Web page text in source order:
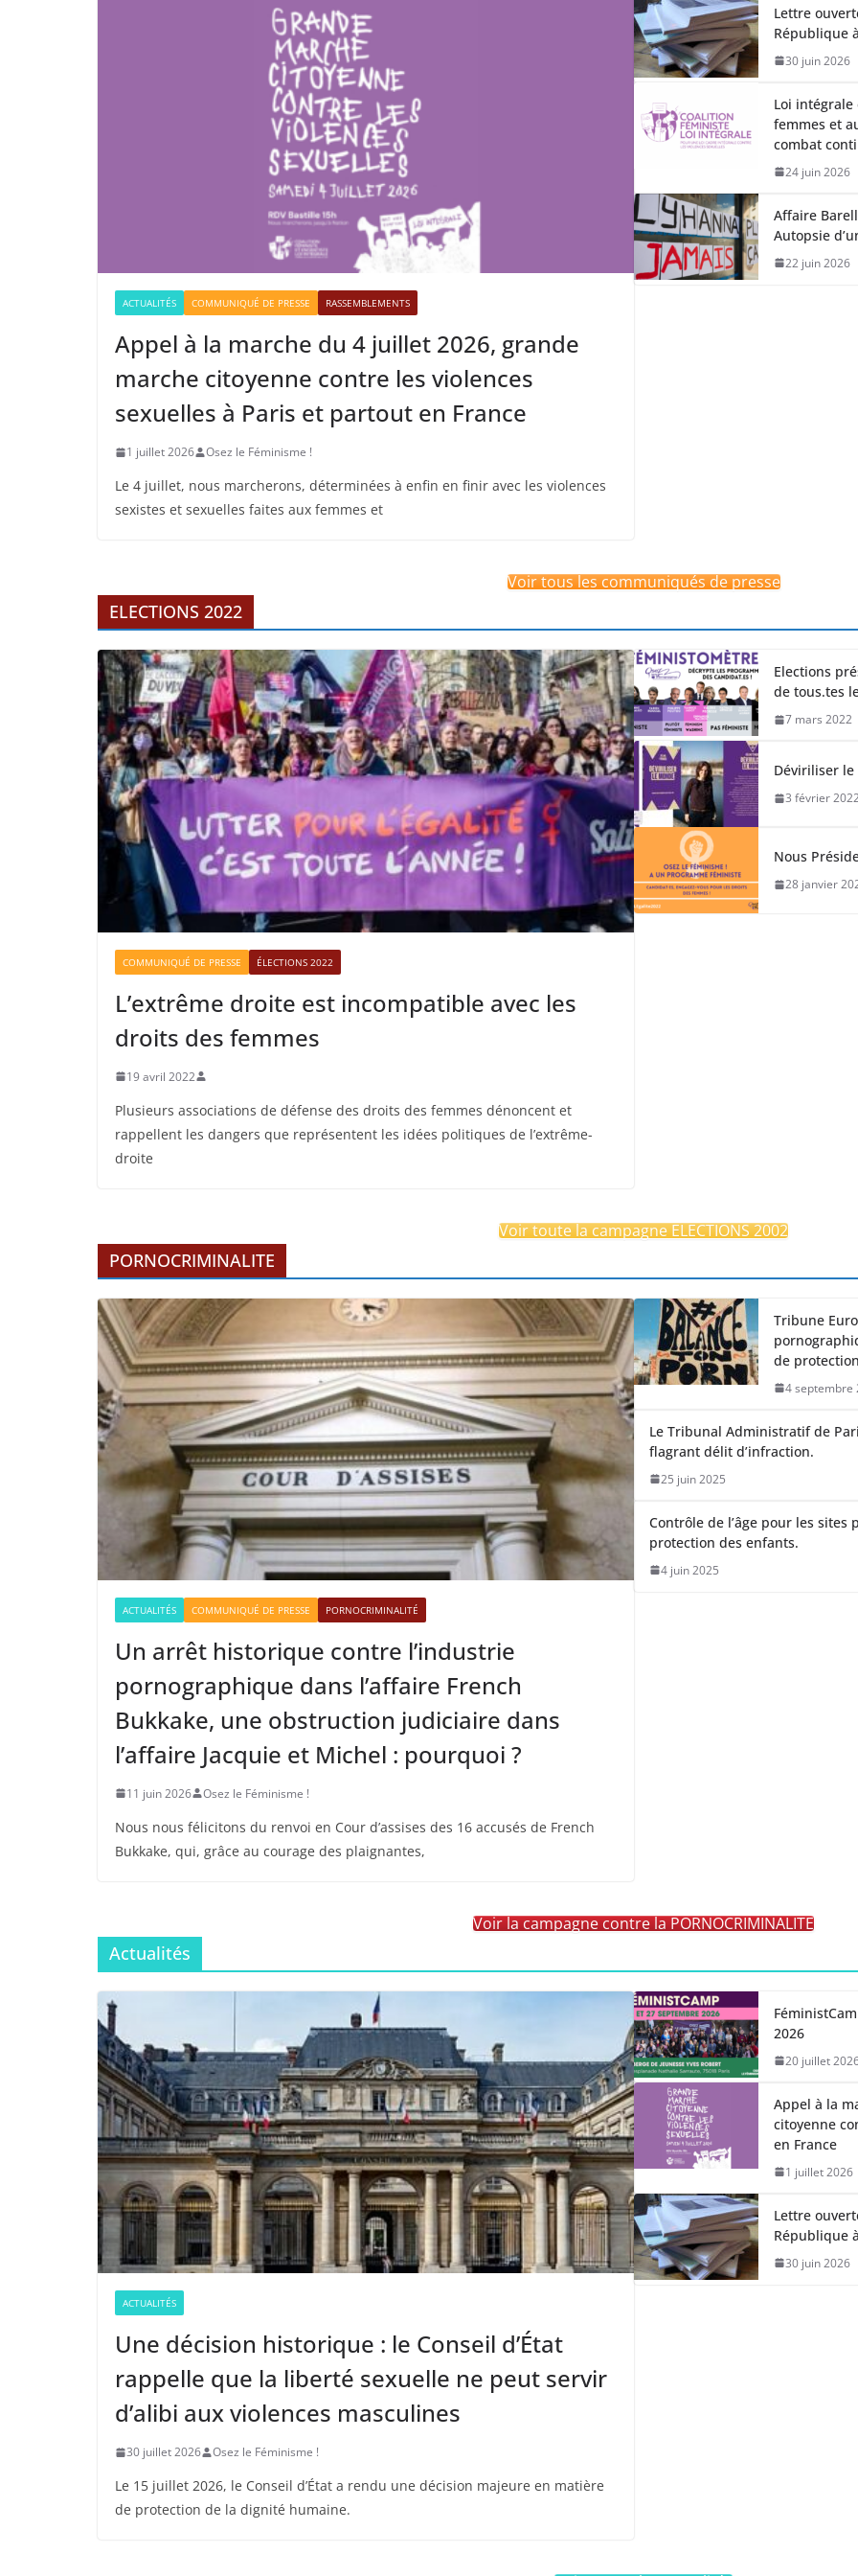
ACTUALITÉS COMMUNIQUÉ DE PRESSE RASSEMBLEMENTS
Appel à la marche du 4 juillet 2026, grande
marche citoyenne contre les violences
sexuelles à Paris et partout en France
1 juillet 2026 Osez le Féminisme !
Le 4 juillet, nous marcherons, déterminées à enfin en finir avec les violences
sexistes et sexuelles faites aux femmes et
Lettre
République
30 juin 2026
Loi
femmes et
combat
24 juin 2026
Affaire
Autopsie
22 juin 2026
Voir tous les communiqués de presse
ELECTIONS 2022
COMMUNIQUÉ DE PRESSE ÉLECTIONS 2022
L’extrême droite est incompatible avec les
droits des femmes
19 avril 2022
Plusieurs associations de défense des droits des femmes dénoncent et
rappellent les dangers que représentent les idées politiques de l’extrême-
droite
Elections
de tous.tes
7 mars 2022
Déviriliser
3 février
Nous
28 janvier
Voir toute la campagne ELECTIONS 2002
PORNOCRIMINALITE
ACTUALITÉS COMMUNIQUÉ DE PRESSE PORNOCRIMINALITÉ
Un arrêt historique contre l’industrie
pornographique dans l’affaire French
Bukkake, une obstruction judiciaire dans
l’affaire Jacquie et Michel : pourquoi ?
11 juin 2026 Osez le Féminisme !
Nous nous félicitons du renvoi en Cour d’assises des 16 accusés de French
Bukkake, qui, grâce au courage des plaignantes,
Tribune
de
4 septembre
Le Tribunal Administratif de
flagrant délit d’infraction.
25 juin 2025
Contrôle de l’âge pour les sites
protection des enfants.
4 juin 2025
Voir la campagne contre la PORNOCRIMINALITE
Actualités
ACTUALITÉS
Une décision historique : le Conseil d’État
rappelle que la liberté sexuelle ne peut servir
d’alibi aux violences masculines
30 juillet 2026 Osez le Féminisme !
Le 15 juillet 2026, le Conseil d’État a rendu une décision majeure en matière
de protection de la dignité humaine.
2026
20 juillet
Appel à la
citoyenne
en France
1 juillet 2026
Lettre
République
30 juin 2026